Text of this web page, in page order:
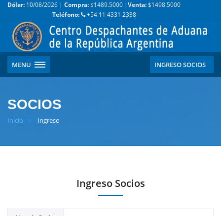
Dólar: 10/08/2026 | Compra:$1489.5000 |Venta:$1498.5000
Teléfono:
+54 11 4331 2338
MENU INGRESO SOCIOS
SOCIOS
Inicio Ingreso
Ingreso Socios